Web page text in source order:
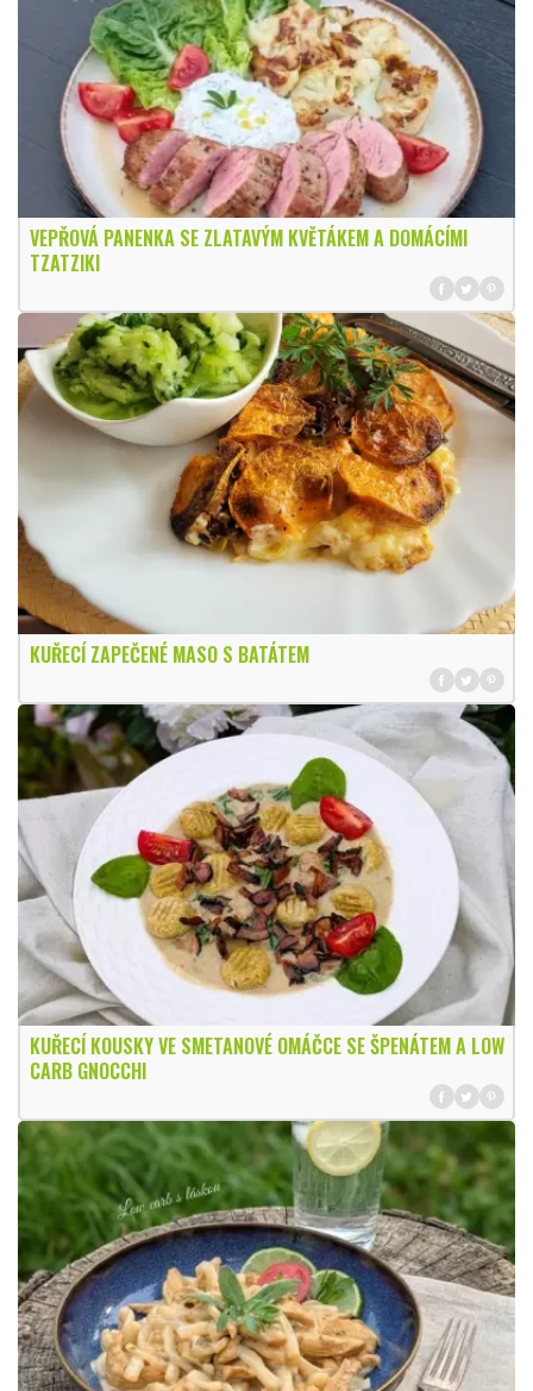
VEPŘOVÁ PANENKA SE ZLATAVÝM KVĚTÁKEM A DOMÁCÍMI
TZATZIKI
KUŘECÍ ZAPEČENÉ MASO S BATÁTEM
KUŘECÍ KOUSKY VE SMETANOVÉ OMÁČCE SE ŠPENÁTEM A LOW
CARB GNOCCHI